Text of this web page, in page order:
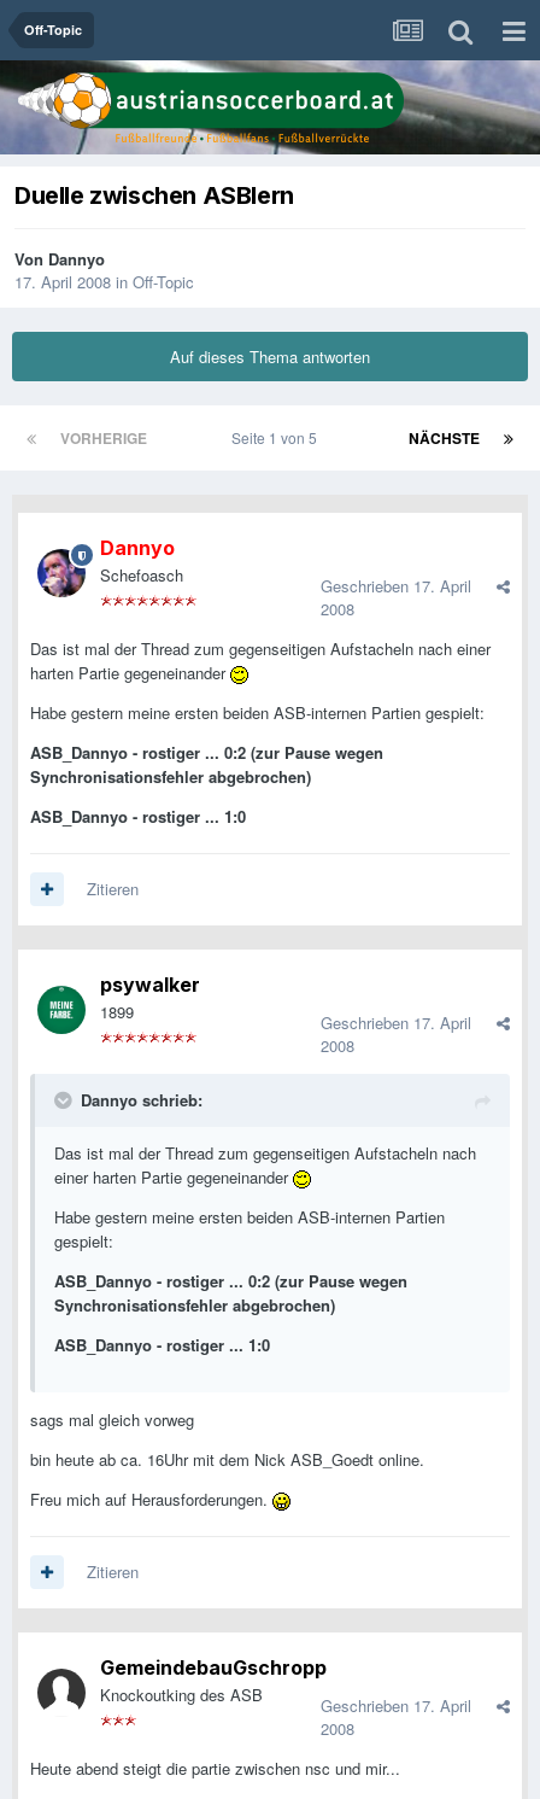
Off-Topic
Duelle zwischen ASBlern
Von Dannyo
17. April 2008 in Off-Topic
Auf dieses Thema antworten
VORHERIGE NÄCHSTE
Seite 1 von 5
Dannyo
Schefoasch Geschrieben 17. April
2008
Das ist mal der Thread zum gegenseitigen Aufstacheln nach einer
harten Partie gegeneinander
Habe gestern meine ersten beiden ASB-internen Partien gespielt:
ASB_Dannyo - rostiger ... 0:2 (zur Pause wegen
Synchronisationsfehler abgebrochen)
ASB_Dannyo - rostiger ... 1:0
Zitieren
psywalker
1899 Geschrieben 17. April
2008
Dannyo schrieb:
Das ist mal der Thread zum gegenseitigen Aufstacheln nach
einer harten Partie gegeneinander
Habe gestern meine ersten beiden ASB-internen Partien
gespielt:
ASB_Dannyo - rostiger ... 0:2 (zur Pause wegen
Synchronisationsfehler abgebrochen)
ASB_Dannyo - rostiger ... 1:0
sags mal gleich vorweg
bin heute ab ca. 16Uhr mit dem Nick ASB_Goedt online.
Freu mich auf Herausforderungen.
Zitieren
GemeindebauGschropp
Knockoutking des ASB Geschrieben 17. April
2008
Heute abend steigt die partie zwischen nsc und mir...